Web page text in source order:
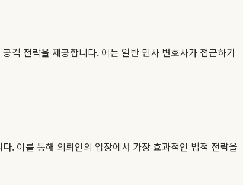
격 전략을 제공합니다. 이는 일반 민사 변호사가 접근하기
. 이를 통해 의뢰인의 입장에서 가장 효과적인 법적 전략을